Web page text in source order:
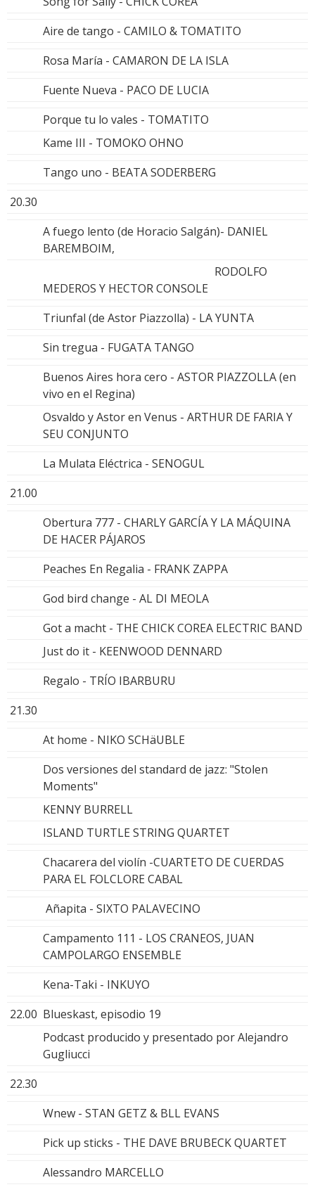
Aire de tango - CAMILO & TOMATITO
Rosa María - CAMARON DE LA ISLA
Fuente Nueva - PACO DE LUCIA
Porque tu lo vales - TOMATITO
Kame III - TOMOKO OHNO
Tango uno - BEATA SODERBERG
20.30
A fuego lento (de Horacio Salgán)- DANIEL
BAREMBOIM,
RODOLFO
MEDEROS Y HECTOR CONSOLE
Triunfal (de Astor Piazzolla) - LA YUNTA
Sin tregua - FUGATA TANGO
Buenos Aires hora cero - ASTOR PIAZZOLLA (en
vivo en el Regina)
Osvaldo y Astor en Venus - ARTHUR DE FARIA Y
SEU CONJUNTO
La Mulata Eléctrica - SENOGUL
21.00
Obertura 777 - CHARLY GARCÍA Y LA MÁQUINA
DE HACER PÁJAROS
Peaches En Regalia - FRANK ZAPPA
God bird change - AL DI MEOLA
Got a macht - THE CHICK COREA ELECTRIC BAND
Just do it - KEENWOOD DENNARD
Regalo - TRÍO IBARBURU
21.30
At home - NIKO SCHäUBLE
Dos versiones del standard de jazz: "Stolen
Moments"
KENNY BURRELL
ISLAND TURTLE STRING QUARTET
Chacarera del violín -CUARTETO DE CUERDAS
PARA EL FOLCLORE CABAL
Añapita - SIXTO PALAVECINO
Campamento 111 - LOS CRANEOS, JUAN
CAMPOLARGO ENSEMBLE
Kena-Taki - INKUYO
22.00 Blueskast, episodio 19
Podcast producido y presentado por Alejandro
Gugliucci
22.30
Wnew - STAN GETZ & BLL EVANS
Pick up sticks - THE DAVE BRUBECK QUARTET
Alessandro MARCELLO